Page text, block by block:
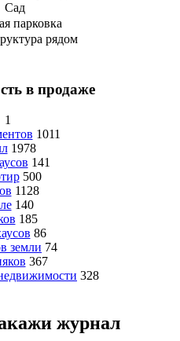
Сад
парковка
рядом
в продаже
1
1011
1978
141
500
1128
140
185
86
земли 74
367
328
журнал